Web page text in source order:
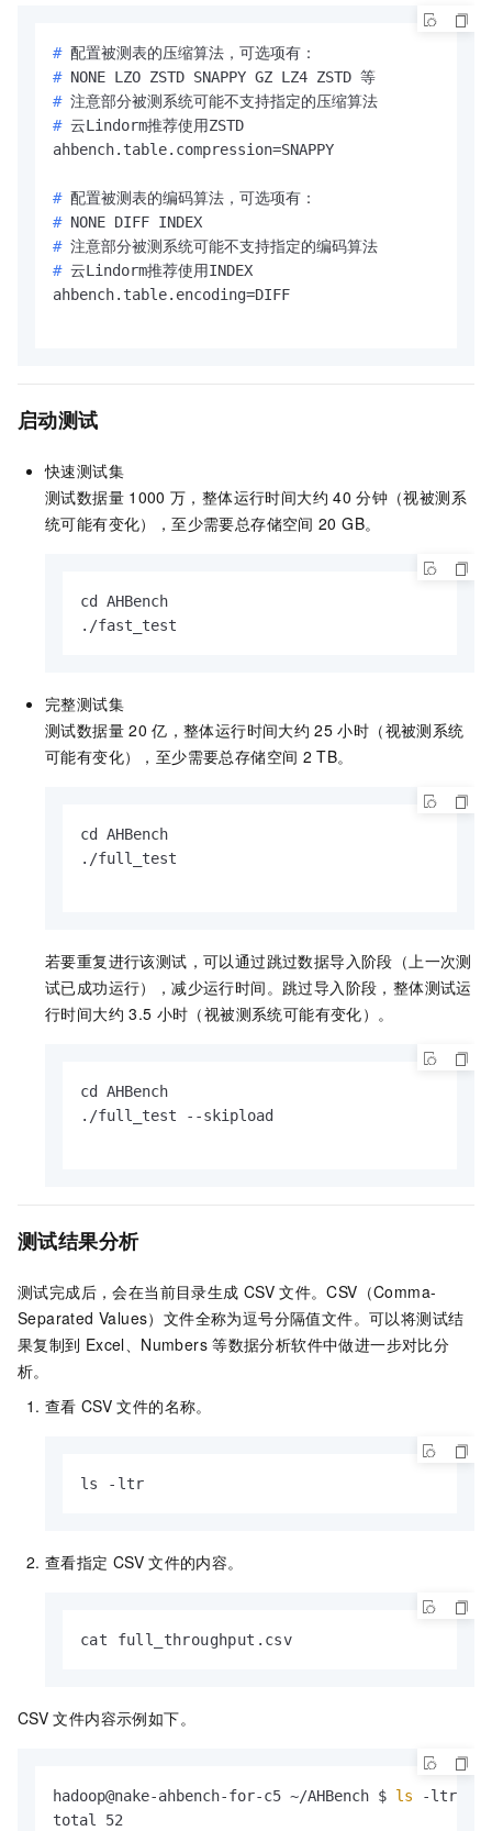
# 配置被测表的压缩算法，可选项有：
# NONE LZO ZSTD SNAPPY GZ LZ4 ZSTD 等
# 注意部分被测系统可能不支持指定的压缩算法
# 云Lindorm推荐使用ZSTD
# 配置被测表的编码算法，可选项有：
# NONE DIFF INDEX
# 注意部分被测系统可能不支持指定的编码算法
# 云Lindorm推荐使用INDEX
ahbench.table.encoding=DIFF
启动测试
快速测试集
测试数据量 1000 万，整体运行时间大约 40 分钟（视被测系
统可能有变化），至少需要总存储空间 20 GB。
cd AHBench
./fast_test
完整测试集
测试数据量 20 亿，整体运行时间大约 25 小时（视被测系统
可能有变化），至少需要总存储空间 2 TB。
cd AHBench
./full_test
若要重复进行该测试，可以通过跳过数据导入阶段（上一次测
试已成功运行），减少运行时间。跳过导入阶段，整体测试运
行时间大约 3.5 小时（视被测系统可能有变化）。
cd AHBench
./full_test --skipload
测试结果分析
测试完成后，会在当前目录生成 CSV 文件。CSV（Comma-
Separated Values）文件全称为逗号分隔值文件。可以将测试结
果复制到 Excel、Numbers 等数据分析软件中做进一步对比分
析。
查看 CSV 文件的名称。
ls -ltr
查看指定 CSV 文件的内容。
cat full_throughput.csv
CSV 文件内容示例如下。
hadoop@nake-ahbench-for-c5 ~/AHBench $ ls -ltr
total 52